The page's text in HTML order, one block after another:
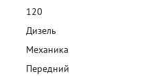
120
Дизель
Механика
Передний